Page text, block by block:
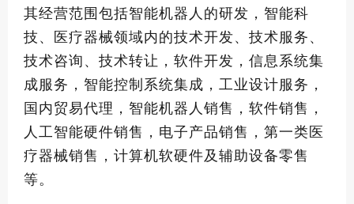
其经营范围包括智能机器人的研发，智能科
技、医疗器械领域内的技术开发、技术服务、
技术咨询、技术转让，软件开发，信息系统集
成服务，智能控制系统集成，工业设计服务，
国内贸易代理，智能机器人销售，软件销售，
人工智能硬件销售，电子产品销售，第一类医
疗器械销售，计算机软硬件及辅助设备零售
等。